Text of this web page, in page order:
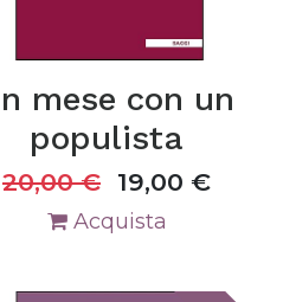
mese con un
populista
20,00€ 19,00 €
Acquista